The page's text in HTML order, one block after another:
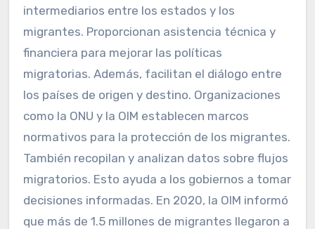
intermediarios entre los estados y los
migrantes. Proporcionan asistencia técnica y
financiera para mejorar las políticas
migratorias. Además, facilitan el diálogo entre
los países de origen y destino. Organizaciones
como la ONU y la OIM establecen marcos
normativos para la protección de los migrantes.
También recopilan y analizan datos sobre flujos
migratorios. Esto ayuda a los gobiernos a tomar
decisiones informadas. En 2020, la OIM informó
que más de 1.5 millones de migrantes llegaron a